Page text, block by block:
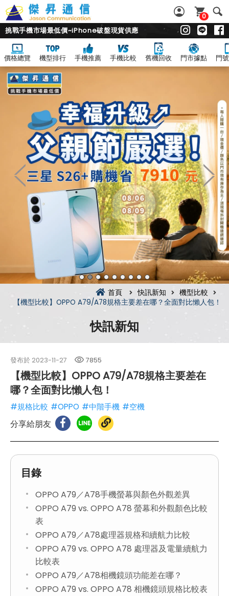
0
挑戰手機市場最低價~iPhone破盤現貨供應
價格總覽 機型排行 手機推薦 手機比較 舊機回收 門市據點 門
首頁 快訊新知
機型比較
【機型比較】OPPO A79/A78規格主要差在哪？全面對比懶人包！
快訊新知
發布於 2023-11-27 7855
【機型比較】OPPO A79/A78規格主要差在
哪？全面對比懶人包！
#規格比較 #OPPO #中階手機 #空機
分享給朋友
目錄
OPPO A79／A78手機螢幕與顏色外觀差異
OPPO A79 vs. OPPO A78 螢幕和外觀顏色比較
表
OPPO A79／A78處理器規格和續航力比較
OPPO A79 vs. OPPO A78 處理器及電量續航力
比較表
OPPO A79／A78相機鏡頭功能差在哪？
OPPO A79 vs. OPPO A78 相機鏡頭規格比較表